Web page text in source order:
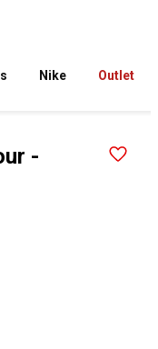
Nike Outlet
-